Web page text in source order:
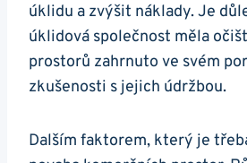
úklidu a zvýšit náklady. Je
úklidová společnost měla
prostorů zahrnuto ve svém
zkušenosti s jejich údržbou.
Dalším faktorem, který je